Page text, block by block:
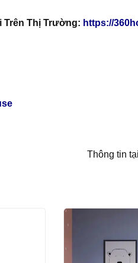
Trên Thị Trường: https://
Thông tin